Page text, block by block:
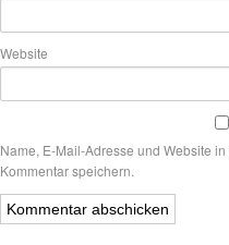
Website
Name, E-Mail-Adresse und Website
Kommentar speichern.